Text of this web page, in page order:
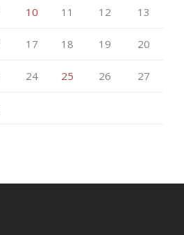
10 11 12 13
17 18 19 20
24 25 26 27